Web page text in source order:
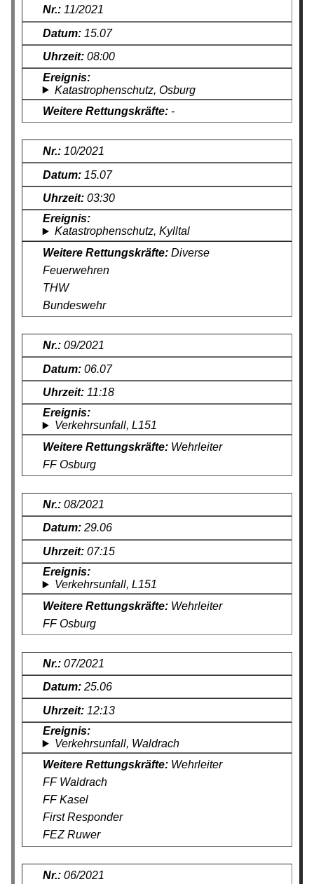
11/2021
15.07
08:00
Katastrophenschutz, Osburg
-
10/2021
15.07
03:30
Katastrophenschutz, Kylltal
Diverse
Feuerwehren
THW
Bundeswehr
09/2021
06.07
11:18
Verkehrsunfall, L151
Wehrleiter
FF Osburg
08/2021
29.06
07:15
Verkehrsunfall, L151
Wehrleiter
FF Osburg
07/2021
25.06
12:13
Verkehrsunfall, Waldrach
Wehrleiter
FF Waldrach
FF Kasel
First Responder
FEZ Ruwer
06/2021